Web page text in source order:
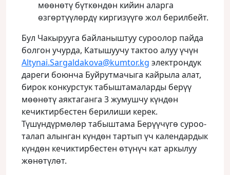
мөөнөтү бүткөндөн кийин аларга
өзгөртүүлөрдү киргизүүгө жол берилбейт.
Бул Чакырууга байланыштуу суроолор пайда
болгон учурда, Катышуучу тактоо алуу үчүн
Altynai.Sargaldakova@kumtor.kg электрондук
дареги боюнча Буйрутмачыга кайрыла алат,
бирок конкурстук табыштамаларды берүү
мөөнөтү аяктаганга 3 жумушчу күндөн
кечиктирбестен берилиши керек.
Түшүндүрмөлөр табыштама Берүүчүгө суроо-
талап алынган күндөн тартып үч календардык
күндөн кечиктирбестен өтүнүч кат аркылуу
жөнөтүлөт.